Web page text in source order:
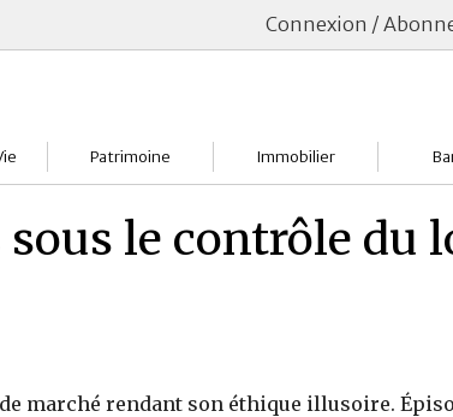
Connexion /
Patrimoine Immobilier
Charges
le contrôle du
marché rendant son éthique illusoire.